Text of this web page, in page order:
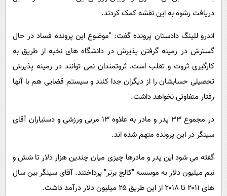
دریافت رشوه به این نقشه کمک کردند.
اندرو للینگ دادستان پرونده گفت: "موضوع این پرونده فساد در حال
گسترش در زمینه گرفتن پذیرش در دانشگاه های نخبه از طریق به
کارگیری ثروت و تقلب است. ثروتمندان نمی توانند در زمینه پذیرش
تحصیلی حسابشان را از دیگران جدا کنند و سیستم قضایی هم با آنها
رفتار متفاوتی نخواهد داشت."
در مجموع ۳۳ پدر و مادر به علاوه ۱۳ مربی ورزشی و دستیاران آقای
سینگر در این پرونده متهم شده اند.
گفته می شود این پدر و مادرها چیزی میان چندین هزار دلار تا شش و
نیم میلیون دلار به موسسه "کالج برتر" پرداختند. آقای سینگر بین سال
های ۲۰۱۱ تا ۲۰۱۸ از این طریق ۲۵ میلیون دلار درآمد داشت.